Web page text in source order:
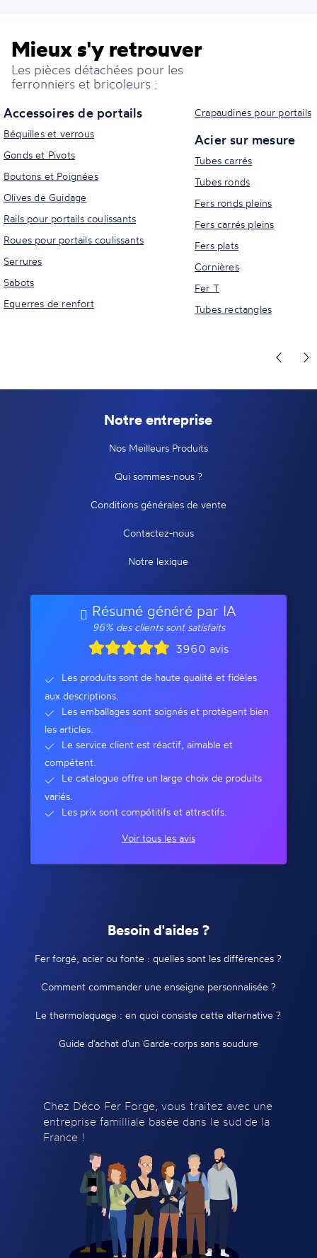
Mieux s'y retrouver
Les pièces détachées pour les
ferronniers et bricoleurs :
Accessoires de portails
Béquilles et verrous
Gonds et Pivots
Boutons et Poignées
Olives de Guidage
Rails pour portails coulissants
Roues pour portails coulissants
Serrures
Sabots
Equerres de renfort
Crapaudines pour portails
Acier sur mesure
Tubes carrés
Tubes ronds
Fers ronds pleins
Fers carrés pleins
Fers plats
Cornières
Fer T
Tubes rectangles
Notre entreprise
Nos Meilleurs Produits
Qui sommes-nous ?
Conditions générales de vente
Contactez-nous
Notre lexique
Résumé généré par IA
96% des clients sont satisfaits
3960 avis
Les produits sont de haute qualité et fidèles
aux descriptions.
Les emballages sont soignés et protègent bien
les articles.
Le service client est réactif, aimable et
compétent.
Le catalogue offre un large choix de produits
variés.
Les prix sont compétitifs et attractifs.
Voir tous les avis
Besoin d'aides ?
Fer forgé, acier ou fonte : quelles sont les différences ?
Comment commander une enseigne personnalisée ?
Le thermolaquage : en quoi consiste cette alternative ?
Guide d'achat d'un Garde-corps sans soudure
Chez Déco Fer Forge, vous traitez avec une
entreprise familliale basée dans le sud de la
France !